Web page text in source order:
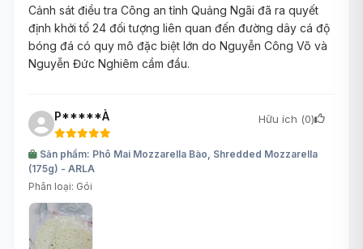
Cảnh sát điều tra Công an tỉnh Quảng Ngãi đã ra quyết
định khởi tố 24 đối tượng liên quan đến đường dây cá độ
bóng đá có quy mô đặc biệt lớn do Nguyễn Công Võ và
Nguyễn Đức Nghiêm cầm đầu.
P*****À Hữu ích (0)
Sản phẩm: Phô Mai Mozzarella Bào, Shredded Mozzarella
(175g) - ARLA
Phân loại: Gói